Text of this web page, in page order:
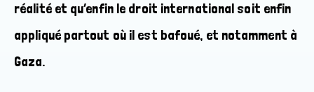
réalité et qu’enfin le droit international soit enfin
appliqué partout où il est bafoué, et notamment à
Gaza.